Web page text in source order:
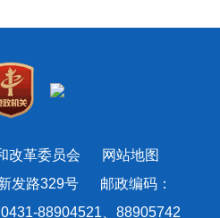
改革委员会
网站地图
发路329号 邮政编码：
88904521、88905742